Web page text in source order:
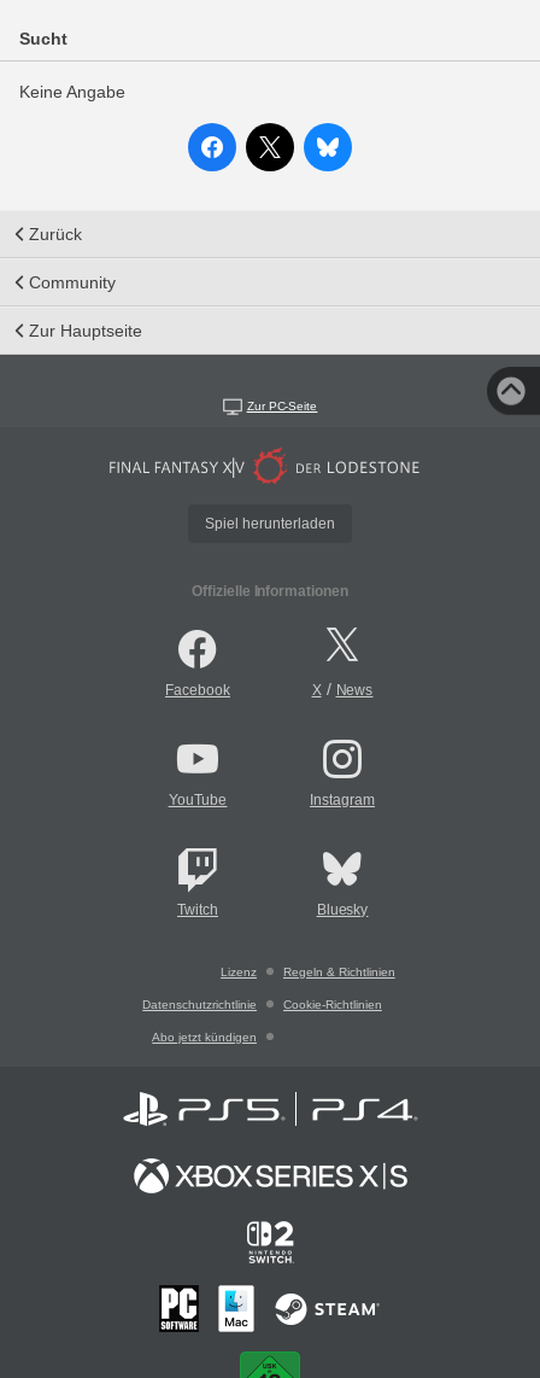
Sucht
Keine Angabe
Zurück
Community
Zur Hauptseite
Zur PC-Seite
Spiel herunterladen
Offizielle Informationen
Facebook X/ News
YouTube Instagram
Twitch Bluesky
Lizenz Regeln & Richtlinien
Datenschutzrichtlinie Cookie-Richtlinien
Abo jetzt kündigen